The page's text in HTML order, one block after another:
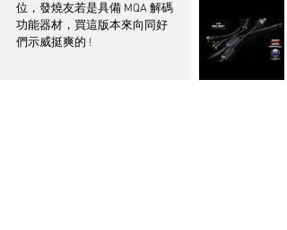
位，發燒友若是具備 MQA 解碼
功能器材，買這版本來向同好
們示威挺爽的 !